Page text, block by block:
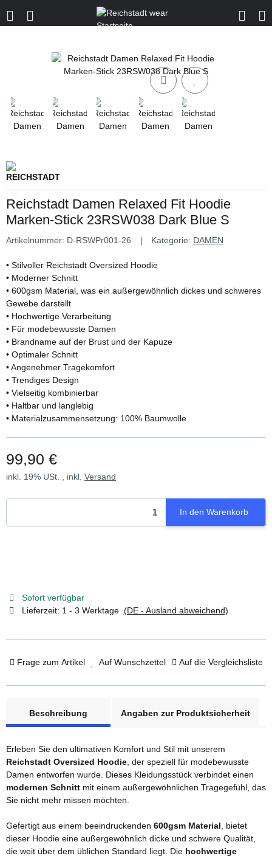
Reichstadt Damen Relaxed Fit Hoodie
Marken-Stick 23RSW038 Dark Blue S
Artikelnummer: D-RSWPr001-26 Kategorie: DAMEN
• Stilvoller Reichstadt Oversized Hoodie
• Moderner Schnitt
• 600gsm Material, was ein außergewöhnlich dickes und schweres
Gewebe darstellt
• Hochwertige Verarbeitung
• Für modebewusste Damen
• Brandname auf der Brust und der Kapuze
• Optimaler Schnitt
• Angenehmer Tragekomfort
• Trendiges Design
• Vielseitig kombinierbar
• Haltbar und langlebig
• Materialzusammensetzung: 100% Baumwolle
99,90 €
inkl. 19% USt. , inkl. Versand
In den Warenkorb
Sofort verfügbar
Lieferzeit: 1 - 3 Werktage (DE - Ausland abweichend)
Frage zum Artikel Auf Wunschzettel Auf die Vergleichsliste
Beschreibung
Angaben zur Produktsicherheit
Erleben Sie den ultimativen Komfort und Stil mit unserem
Reichstadt Oversized Hoodie , der speziell für modebewusste
Damen entworfen wurde. Dieses Kleidungsstück verbindet einen
modernen Schnitt mit einem außergewöhnlichen Tragegefühl, das
Sie nicht mehr missen möchten.
Gefertigt aus einem beeindruckenden 600gsm Material , bietet
dieser Hoodie eine außergewöhnlich dicke und schwere Qualität,
die weit über dem üblichen Standard liegt. Die hochwertige